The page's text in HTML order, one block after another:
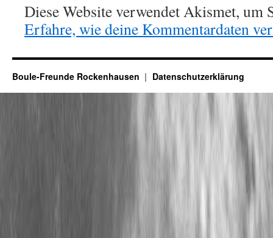
Diese Website verwendet Akismet, um
Erfahre, wie deine Kommentardaten
Boule-Freunde Rockenhausen Datenschutzerklärung